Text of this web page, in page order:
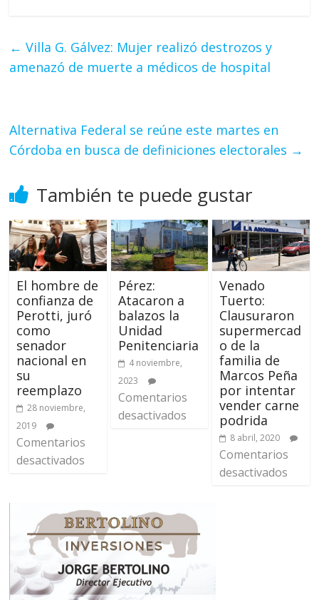
← Villa G. Gálvez: Mujer realizó destrozos y
amenazó de muerte a médicos de hospital
Alternativa Federal se reúne este martes en
Córdoba en busca de definiciones electorales →
También te puede gustar
El hombre de
confianza de
Perotti, juró
como
senador
nacional en
su
reemplazo
28 noviembre,
2019
Comentarios
desactivados
Pérez:
Atacaron a
balazos la
Unidad
Penitenciaria
4 noviembre,
2023
Comentarios
desactivados
Venado
Tuerto:
Clausuraron
supermercad
o de la
familia de
Marcos Peña
por intentar
vender carne
podrida
8 abril, 2020
Comentarios
desactivados